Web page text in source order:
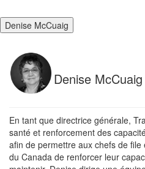
Denise McCuaig
Denise McCuaig
En tant que directrice générale,
santé et renforcement des
afin de permettre aux chefs de
du Canada de renforcer leur